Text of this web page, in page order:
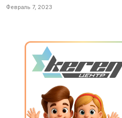
Февраль 7, 2023